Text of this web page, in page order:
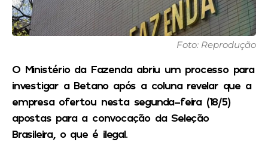
Foto: Reprodução
O Ministério da Fazenda abriu um processo para
investigar a Betano após a coluna revelar que a
empresa ofertou nesta segunda-feira (18/5)
apostas para a convocação da Seleção
Brasileira, o que é ilegal.